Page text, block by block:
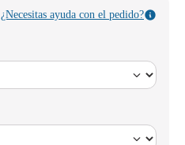
¿Necesitas ayuda con el pedido?